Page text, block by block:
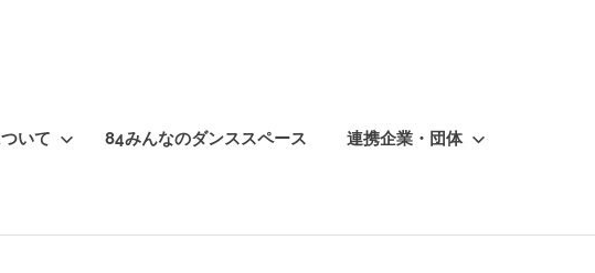
いて 84みんなのダンススペース 連携企業・団体